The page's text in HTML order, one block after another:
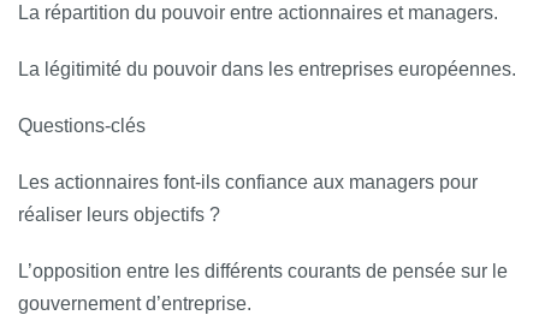
La répartition du pouvoir entre actionnaires et managers.
La légitimité du pouvoir dans les entreprises européennes.
Questions‐clés
Les actionnaires font-­ils confiance aux managers pour
réaliser leurs objectifs ?
L’opposition entre les différents courants de pensée sur le
gouvernement d’entreprise.